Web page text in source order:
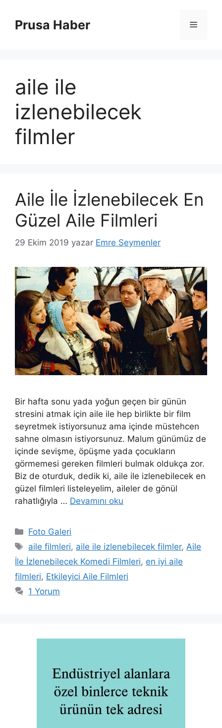
Prusa Haber Menü
aile ile
izlenebilecek
filmler
Aile İle İzlenebilecek En
Güzel Aile Filmleri
29 Ekim 2019 yazar Emre Seymenler
Bir hafta sonu yada yoğun geçen bir günün
stresini atmak için aile ile hep birlikte bir film
seyretmek istiyorsunuz ama içinde müstehcen
sahne olmasın istiyorsunuz. Malum günümüz de
içinde sevişme, öpüşme yada çocukların
görmemesi gereken filmleri bulmak oldukça zor.
Biz de oturduk, dedik ki, aile ile izlenebilecek en
güzel filmleri listeleyelim, aileler de gönül
rahatlığıyla … Devamını oku
Kategoriler
Foto Galeri
Etiketler
aile filmleri, aile ile izlenebilecek filmler, Aile
İle İzlenebilecek Komedi Filmleri, en iyi aile
filmleri, Etkileyici Aile Filmleri
1 Yorum